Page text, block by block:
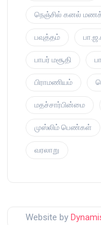
நெஞ்சில் கனல்
பவுத்தம்
பாபர் மசூதி
பிராமணியம்
மதச்சார்பின்மை
முஸ்லிம் பெண்கள்
வரலாறு
Website by